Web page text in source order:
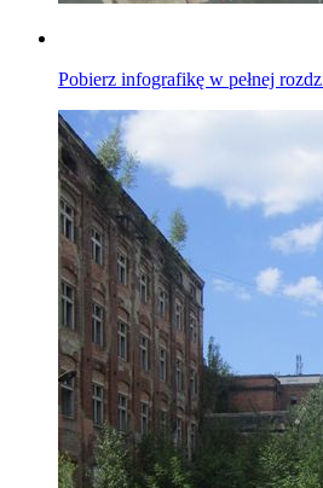
Pobierz infografikę w pełnej